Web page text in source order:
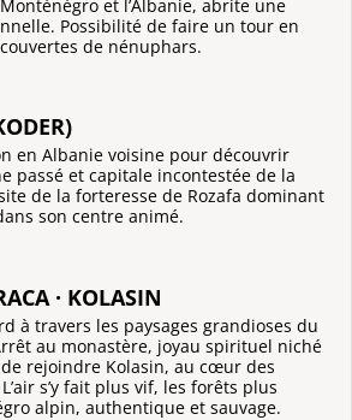
et l’Albanie, abrite une
Possibilité de faire un tour en
de nénuphars.
en Albanie voisine pour découvrir
passé et capitale incontestée de la
de la forteresse de Rozafa dominant
son centre animé.
· KOLASIN
à travers les paysages grandioses du
au monastère, joyau spirituel niché
rejoindre Kolasin, au cœur des
s’y fait plus vif, les forêts plus
alpin, authentique et sauvage.